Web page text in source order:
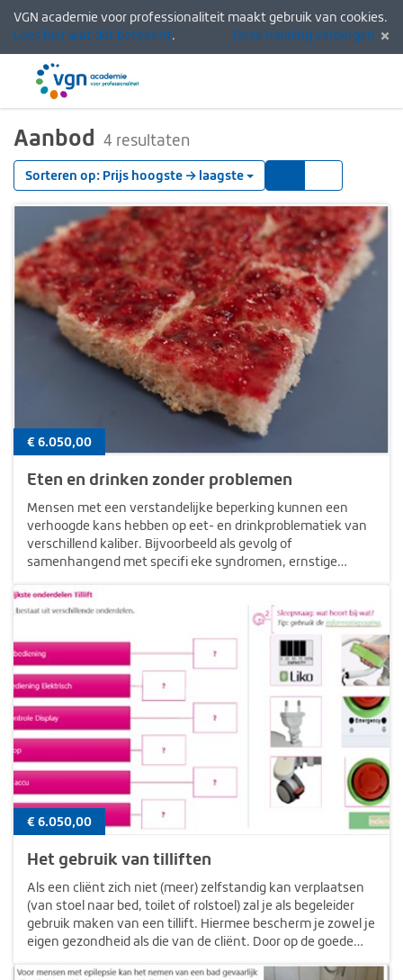
VGN academie voor professionaliteit maakt gebruik van cookies.
Lees hier wat dat betekent. Deze melding verbergen
Menu
Aanbod 4 resultaten
Sorteren op: Prijs hoogste → laagste
€ 6.050,00
Eten en drinken zonder problemen
Mensen met een verstandelijke beperking kunnen een
verhoogde kans hebben op eet- en drinkproblematiek van
verschillend kaliber. Bijvoorbeeld als gevolg of
samenhangend met specifi eke syndromen, ernstige
blijkt dat 70% van de mensen met een…
€ 6.050,00
Het gebruik van tilliften
Als een cliënt zich niet (meer) zelfstandig kan verplaatsen
(van stoel naar bed, toilet of rolstoel) zal je als begeleider
gebruik maken van een tillift. Hiermee bescherm je zowel je
eigen gezondheid als die van de cliënt. Door op de goede